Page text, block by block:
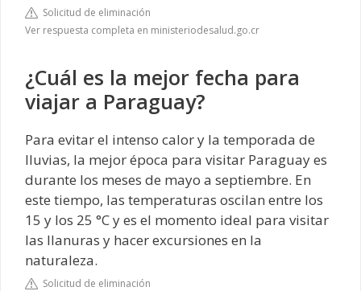
Solicitud de eliminación
Ver respuesta completa en ministeriodesalud.go.cr
¿Cuál es la mejor fecha para
viajar a Paraguay?
Para evitar el intenso calor y la temporada de
lluvias, la mejor época para visitar Paraguay es
durante los meses de mayo a septiembre. En
este tiempo, las temperaturas oscilan entre los
15 y los 25 °C y es el momento ideal para visitar
las llanuras y hacer excursiones en la
naturaleza.
Solicitud de eliminación